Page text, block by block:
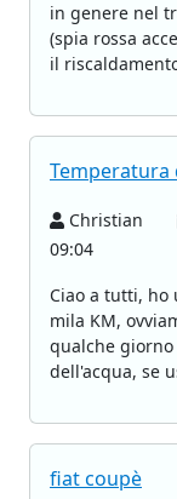
in genere nel
(spia rossa
il
Temperatura
Christian
09:04
Ciao a tutti, ho
mila KM,
qualche
dell'acqua, se
fiat coupè